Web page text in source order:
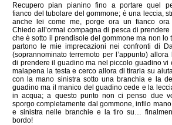
Recupero pian pianino fino a portare quel
fianco del tubolare del gommone; è una leccia,
anche lei come me, porge ora un fianco ora
Chiedo all’ormai compagna di pesca di prendere
che è sotto il prendisole del gommone ma non
partono le mie imprecazioni nei confronti di
(soprannominato terremoto per l’appunto) allora
di prendere il guadino ma nel piccolo guadino vi
malapena la testa e cerco allora di tirarla su
con la mano sinistra sotto una branchia e la
guadino ma il manico del guadino cede e la
in acqua; a questo punto non ci penso due
sporgo completamente dal gommone, infilo
e sinistra nelle branchie e la tiro su…
bordo!